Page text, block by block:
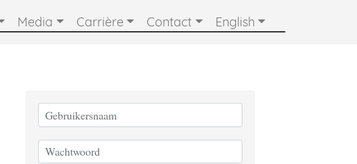
Media Carrière Contact English